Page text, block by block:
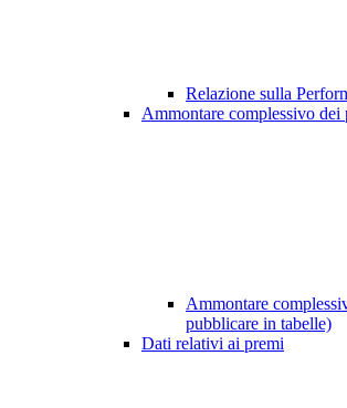
Relazione sulla
Ammontare complessivo dei
Ammontare
pubblicare in tabelle)
Dati relativi ai premi